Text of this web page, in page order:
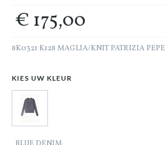
€ 175,00
8K0321 K128 MAGLIA/KNIT PATRIZIA PEPE
KIES UW KLEUR